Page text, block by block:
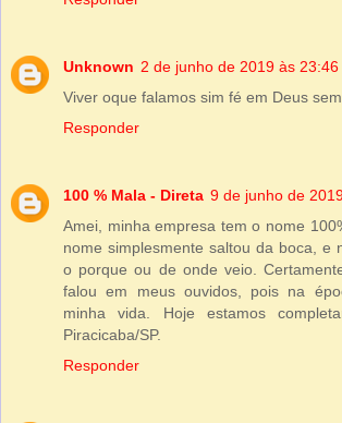
Unknown 2 de junho de 2019 às 23:46
Viver oque falamos sim fé em Deus
Responder
100 % Mala - Direta 9 de junho de
Amei, minha empresa tem o nome
nome simplesmente saltou da boca, e
o porque ou de onde veio.
falou em meus ouvidos, pois na
minha vida. Hoje estamos
Piracicaba/SP.
Responder